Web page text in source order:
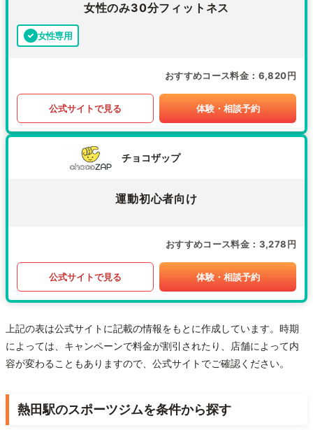
女性のみ30分フィットネス
女性専用
おすすめコース料金 6,820円
公式サイトで見る 体験・相談予約
チョコザップ
運動初心者向け
おすすめコース料金 3,278円
公式サイトで見る 体験・相談予約
上記の表は公式サイトに記載の情報をもとに作成しています。時期
によっては、キャンペーンで料金が割引されたり、店舗によって内
容が変わることもありますので、公式サイトでご確認ください。
熱田駅のスポーツジムを条件から探す